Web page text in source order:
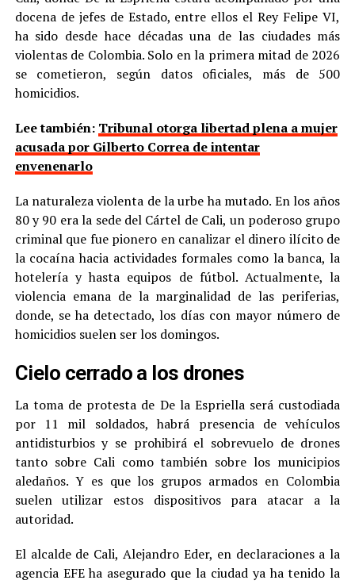
docena de jefes de Estado, entre ellos el Rey Felipe VI,
ha sido desde hace décadas una de las ciudades más
violentas de Colombia. Solo en la primera mitad de 2026
se cometieron, según datos oficiales, más de 500
homicidios.
Lee también: Tribunal otorga libertad plena a mujer
acusada por Gilberto Correa de intentar
envenenarlo
La naturaleza violenta de la urbe ha mutado. En los años
80 y 90 era la sede del Cártel de Cali, un poderoso grupo
criminal que fue pionero en canalizar el dinero ilícito de
la cocaína hacia actividades formales como la banca, la
hotelería y hasta equipos de fútbol. Actualmente, la
violencia emana de la marginalidad de las periferias,
donde, se ha detectado, los días con mayor número de
homicidios suelen ser los domingos.
Cielo cerrado a los drones
La toma de protesta de De la Espriella será custodiada
por 11 mil soldados, habrá presencia de vehículos
antidisturbios y se prohibirá el sobrevuelo de drones
tanto sobre Cali como también sobre los municipios
aledaños. Y es que los grupos armados en Colombia
suelen utilizar estos dispositivos para atacar a la
autoridad.
El alcalde de Cali, Alejandro Eder, en declaraciones a la
agencia EFE ha asegurado que la ciudad ya ha tenido la